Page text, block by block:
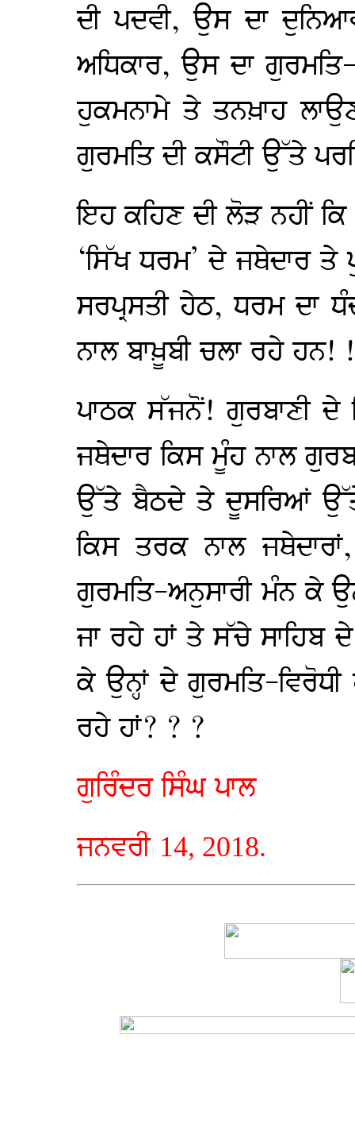
ਦੀ ਪਦਵੀ, ਉਸ ਦਾ
ਅਧਿਕਾਰ, ਉਸ ਦਾ
ਹੁਕਮਨਾਮੇ ਤੇ ਤਨਖ਼ਾਹ
ਗੁਰਮਤਿ ਦੀ ਕਸੌਟੀ ਉੱਤੇ
ਇਹ ਕਹਿਣ ਦੀ ਲੋੜ ਨਹੀਂ ਕਿ
‘ਸਿੱਖ ਧਰਮ’ ਦੇ ਜਥੇਦਾਰ ਤੇ
ਸਰਪ੍ਰਸਤੀ ਹੇਠ, ਧਰਮ ਦਾ
ਨਾਲ ਬਾਖ਼ੂਬੀ ਚਲਾ ਰਹੇ ਹਨ!
ਪਾਠਕ ਸੱਜਨੋਂ! ਗੁਰਬਾਣੀ ਦੇ
ਜਥੇਦਾਰ ਕਿਸ ਮੂੰਹ ਨਾਲ
ਉੱਤੇ ਬੈਠਦੇ ਤੇ ਦੂਸਰਿਆਂ
ਕਿਸ ਤਰਕ ਨਾਲ
ਗੁਰਮਤਿ-ਅਨੁਸਾਰੀ ਮੰਨ ਕੇ
ਜਾ ਰਹੇ ਹਾਂ ਤੇ ਸੱਚੇ
ਕੇ ਉਨ੍ਹਾਂ ਦੇ ਗੁਰਮਤਿ-
ਰਹੇ ਹਾਂ? ? ?
ਗੁਰਿੰਦਰ ਸਿੰਘ ਪਾਲ
ਜਨਵਰੀ 14, 2018.